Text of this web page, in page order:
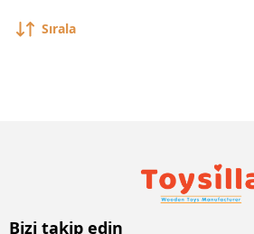
Sırala
Bizi takip edin